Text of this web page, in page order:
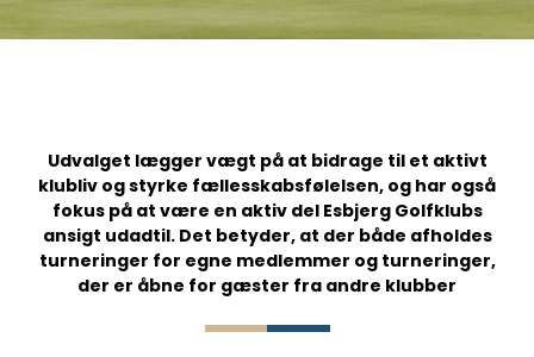
Udvalget lægger vægt på at bidrage til et aktivt
klubliv og styrke fællesskabsfølelsen, og har også
fokus på at være en aktiv del Esbjerg Golfklubs
ansigt udadtil. Det betyder, at der både afholdes
turneringer for egne medlemmer og turneringer,
der er åbne for gæster fra andre klubber